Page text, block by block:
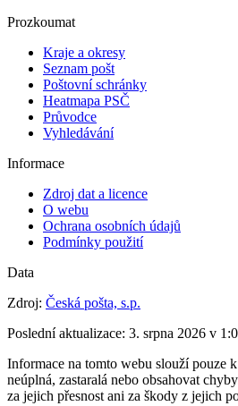
Prozkoumat
Kraje a okresy
Seznam pošt
Poštovní schránky
Heatmapa PSČ
Průvodce
Vyhledávání
Informace
Zdroj dat a licence
O webu
Ochrana osobních údajů
Podmínky použití
Data
Zdroj: Česká pošta, s.p.
Poslední aktualizace: 3. srpna 2026 v
Informace na tomto webu slouží pouze
neúplná, zastaralá nebo obsahovat
za jejich přesnost ani za škody z jejich